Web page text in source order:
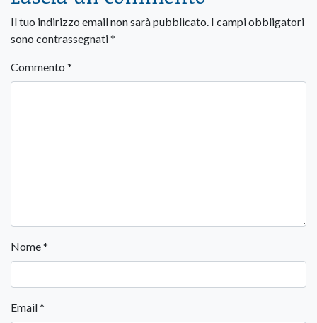
Il tuo indirizzo email non sarà pubblicato. I campi obbligatori
sono contrassegnati*
Commento *
Nome*
Email*